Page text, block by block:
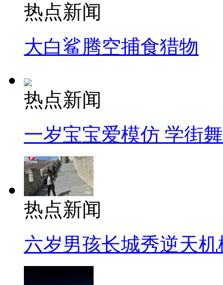
热点新闻
大白鲨腾空捕食猎物
热点新闻
一岁宝宝爱模仿 学街
热点新闻
六岁男孩长城秀逆天机